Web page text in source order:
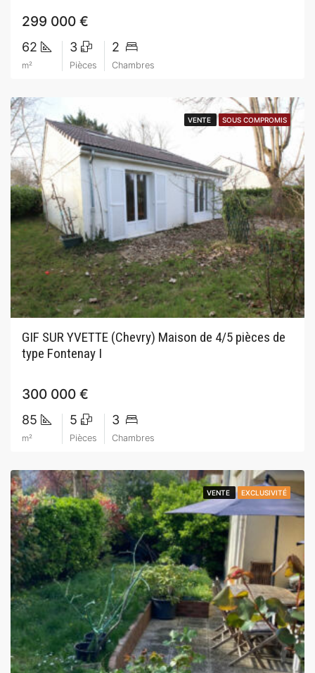
299 000 €
62
m²
3
Pièces
2
Chambres
VENTE SOUS COMPROMIS
VENTE SOUS COMPROMIS
GIF SUR YVETTE (Chevry) Maison de 4/5 pièces de
type Fontenay I
300 000 €
85
m²
5
Pièces
3
Chambres
VENTE EXCLUSIVITÉ
VENTE EXCLUSIVITÉ